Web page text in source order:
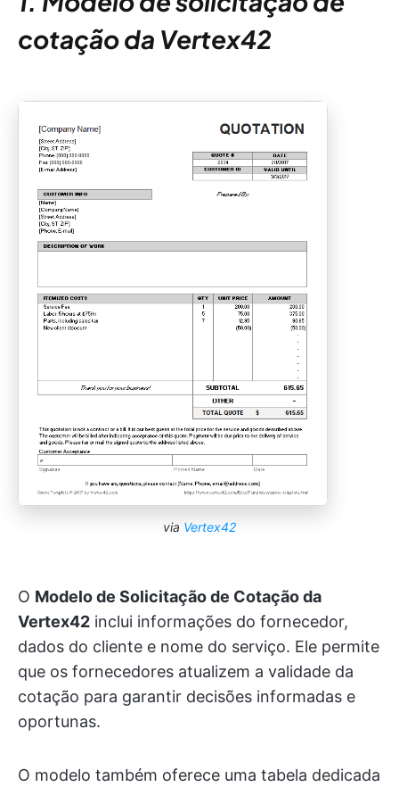
cotação da Vertex42
via Vertex42
O Modelo de Solicitação de Cotação da
Vertex42 inclui informações do fornecedor,
dados do cliente e nome do serviço. Ele permite
que os fornecedores atualizem a validade da
cotação para garantir decisões informadas e
oportunas.
O modelo também oferece uma tabela dedicada